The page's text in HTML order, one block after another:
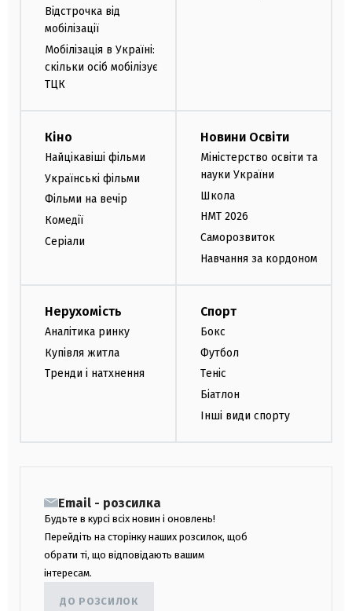
Відстрочка від
мобілізації
Мобілізація в Україні:
скільки осіб мобілізує
ТЦК
Кіно
Найцікавіші фільми
Українські фільми
Фільми на вечір
Комедії
Серіали
Новини Освіти
Міністерство освіти та
науки України
Школа
НМТ 2026
Саморозвиток
Навчання за кордоном
Нерухомість
Аналітика ринку
Купівля житла
Тренди і натхнення
Спорт
Бокс
Футбол
Теніс
Біатлон
Інші види спорту
Email - розсилка
Будьте в курсі всіх новин і оновлень!
Перейдіть на сторінку наших розсилок, щоб
обрати ті, що відповідають вашим
інтересам.
ДО РОЗСИЛОК